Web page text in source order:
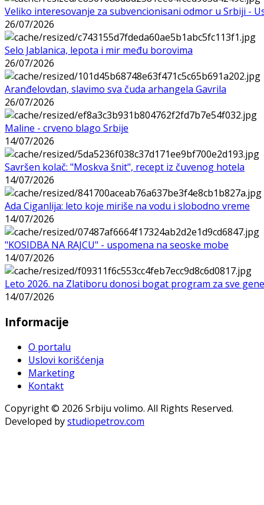
Veliko interesovanje za subvencionisani odmor u Srbiji -
26/07/2026
Selo Jablanica, lepota i mir među borovima
26/07/2026
Aranđelovdan, slavimo sva čuda arhangela Gavrila
26/07/2026
Maline - crveno blago Srbije
14/07/2026
Savršen kolač: "Moskva šnit", recept iz čuvenog hotela
14/07/2026
Ada Ciganlija: leto koje miriše na vodu i slobodno vreme
14/07/2026
"KOSIDBA NA RAJCU" - uspomena na seoske mobe
14/07/2026
Leto 2026. na Zlatiboru donosi bogat program za sve
14/07/2026
Informacije
O portalu
Uslovi korišćenja
Marketing
Kontakt
Copyright © 2026 Srbiju volimo. All Rights Reserved.
Developed bystudiopetrov.com